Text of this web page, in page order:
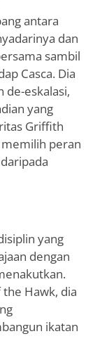
antara
dan
sambil
Casca. Dia
de-eskalasi,
yang
Griffith
peran
yang
dengan
Hawk, dia
ikatan